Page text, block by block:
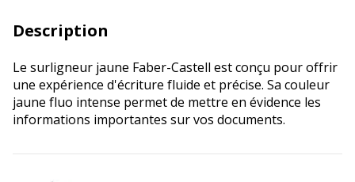
Description
Le surligneur jaune Faber-Castell est conçu pour offrir
une expérience d'écriture fluide et précise. Sa couleur
jaune fluo intense permet de mettre en évidence les
informations importantes sur vos documents.